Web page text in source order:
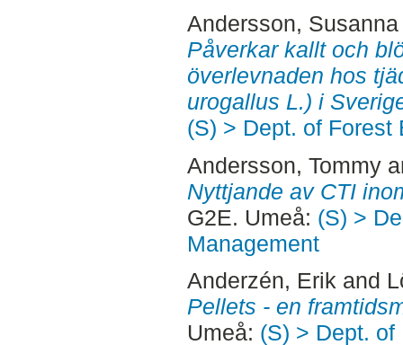
Andersson, Susanna
Påverkar kallt och
överlevnaden hos
urogallus L.) i
(S) > Dept. of Forest
Andersson, Tommy
Nyttjande av CTI
G2E. Umeå: (S) >
Management
Anderzén, Erik and
Pellets - en
Umeå: (S) > Dept.